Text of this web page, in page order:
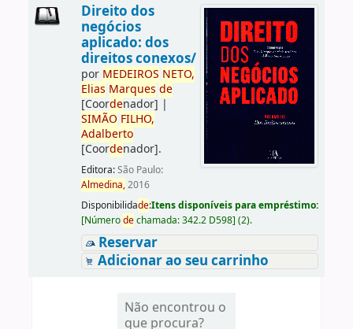
Direito dos
negócios
aplicado: dos
direitos conexos/
por MEDEIROS NETO,
Elias Marques de
[Coordenador] |
SIMÃO FILHO,
Adalberto
[Coordenador].
Editora:São Paulo:
Almedina,2016
Disponibilidade:Itens disponíveis para empréstimo:
[Númerodechamada:342.2 D598] (2).
Reservar
Adicionar ao seu carrinho
Não encontrou o
que procura?